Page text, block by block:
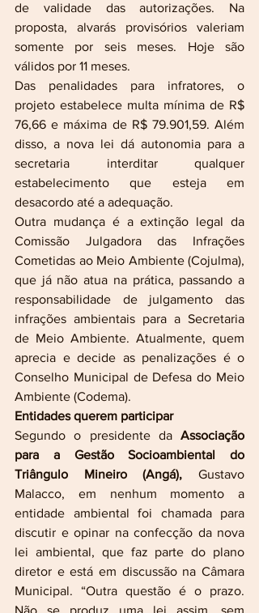
de validade das autorizações. Na
proposta, alvarás provisórios valeriam
somente por seis meses. Hoje são
válidos por 11 meses.
Das penalidades para infratores, o
projeto estabelece multa mínima de R$
76,66 e máxima de R$ 79.901,59. Além
disso, a nova lei dá autonomia para a
secretaria interditar qualquer
estabelecimento que esteja em
desacordo até a adequação.
Outra mudança é a extinção legal da
Comissão Julgadora das Infrações
Cometidas ao Meio Ambiente (Cojulma),
que já não atua na prática, passando a
responsabilidade de julgamento das
infrações ambientais para a Secretaria
de Meio Ambiente. Atualmente, quem
aprecia e decide as penalizações é o
Conselho Municipal de Defesa do Meio
Ambiente (Codema).
Entidades querem participar
Segundo o presidente da Associação
para a Gestão Socioambiental do
Triângulo Mineiro (Angá), Gustavo
Malacco, em nenhum momento a
entidade ambiental foi chamada para
discutir e opinar na confecção da nova
lei ambiental, que faz parte do plano
diretor e está em discussão na Câmara
Municipal. “Outra questão é o prazo.
Não se produz uma lei assim, sem